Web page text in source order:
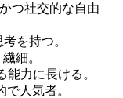
つ社交的な自由
を持つ。
細。
力に長ける。
人気者。